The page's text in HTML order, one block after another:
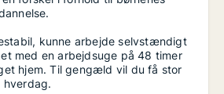
kunne arbejde selvstændigt
med en arbejdsuge på 48 timer
hjem. Til gengæld vil du få stor
hverdag.